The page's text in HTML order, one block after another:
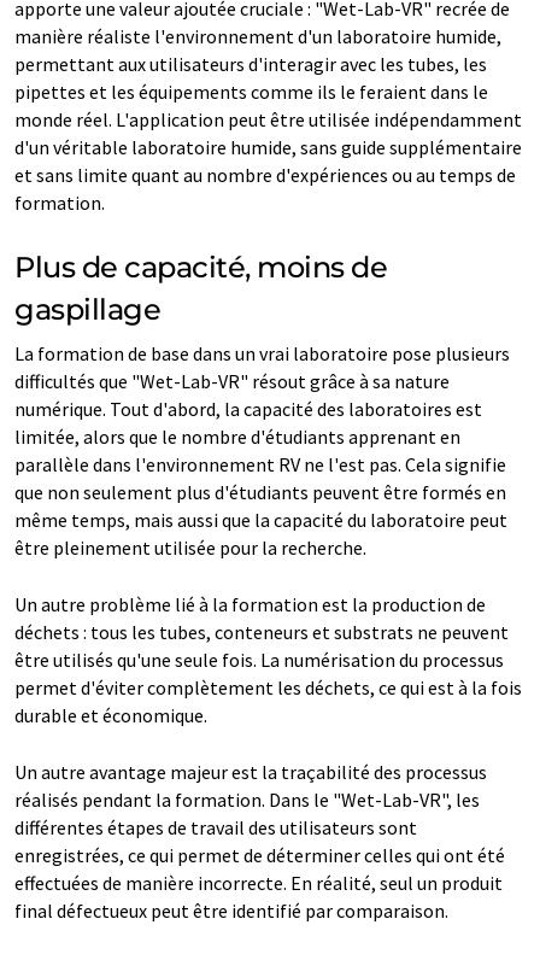
apporte une valeur ajoutée cruciale : "Wet-Lab-VR" recrée de
manière réaliste l'environnement d'un laboratoire humide,
permettant aux utilisateurs d'interagir avec les tubes, les
pipettes et les équipements comme ils le feraient dans le
monde réel. L'application peut être utilisée indépendamment
d'un véritable laboratoire humide, sans guide supplémentaire
et sans limite quant au nombre d'expériences ou au temps de
formation.
Plus de capacité, moins de
gaspillage
La formation de base dans un vrai laboratoire pose plusieurs
difficultés que "Wet-Lab-VR" résout grâce à sa nature
numérique. Tout d'abord, la capacité des laboratoires est
limitée, alors que le nombre d'étudiants apprenant en
parallèle dans l'environnement RV ne l'est pas. Cela signifie
que non seulement plus d'étudiants peuvent être formés en
même temps, mais aussi que la capacité du laboratoire peut
être pleinement utilisée pour la recherche.
Un autre problème lié à la formation est la production de
déchets : tous les tubes, conteneurs et substrats ne peuvent
être utilisés qu'une seule fois. La numérisation du processus
permet d'éviter complètement les déchets, ce qui est à la fois
durable et économique.
Un autre avantage majeur est la traçabilité des processus
réalisés pendant la formation. Dans le "Wet-Lab-VR", les
différentes étapes de travail des utilisateurs sont
enregistrées, ce qui permet de déterminer celles qui ont été
effectuées de manière incorrecte. En réalité, seul un produit
final défectueux peut être identifié par comparaison.